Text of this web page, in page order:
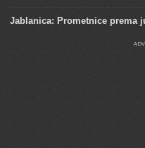
Jablanica: Prometnice prema